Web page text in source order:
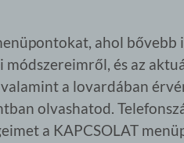
ahol
és az
a lovardában
olvashatod.
a KAPCSOLAT